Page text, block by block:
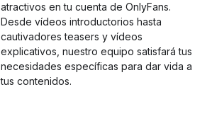
atractivos en tu cuenta de OnlyFans.
Desde vídeos introductorios hasta
cautivadores teasers y vídeos
explicativos, nuestro equipo satisfará tus
necesidades específicas para dar vida a
tus contenidos.